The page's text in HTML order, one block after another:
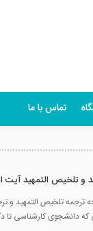
تماس با ما
و تلخیص التمهید آیت
تلخیص التمهید و
که دانشجوی کارشناسی